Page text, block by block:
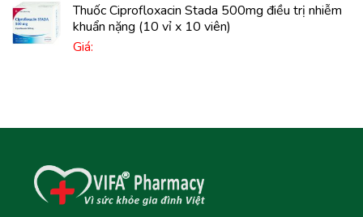
Thuốc Ciprofloxacin Stada 500mg điều trị nhiễm
khuẩn nặng (10 vỉ x 10 viên)
Giá: